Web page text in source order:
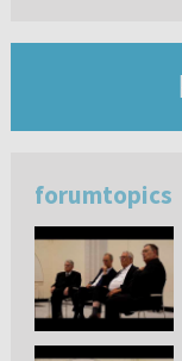
forumtopics